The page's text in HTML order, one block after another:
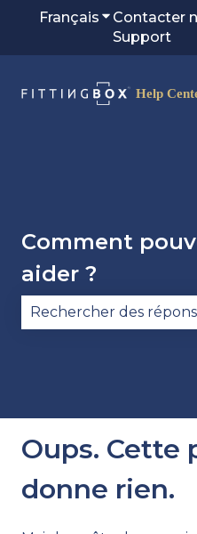
Français Afficher le
Contacter
Support
Comment
aider ?
Oups. Cette
donne rien.